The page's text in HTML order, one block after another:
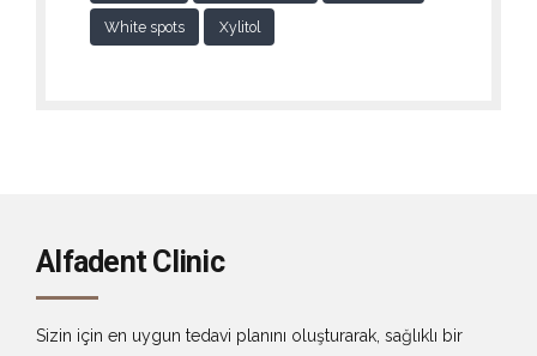
White spots Xylitol
Alfadent Clinic
Sizin için en uygun tedavi planını oluşturarak, sağlıklı bir